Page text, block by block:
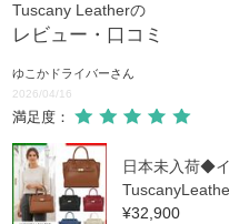
Tuscany Leatherの
レビュー・口コミ
ゆこかドライバーさん
2026/04/16
満足度：
日本未入荷◆
¥32,900